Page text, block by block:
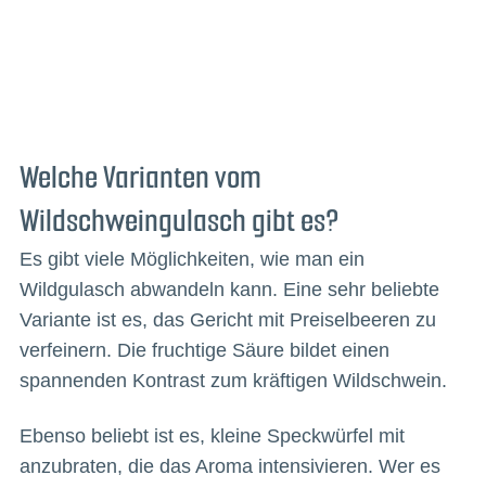
Welche Varianten vom
Wildschweingulasch gibt es?
Es gibt viele Möglichkeiten, wie man ein
Wildgulasch abwandeln kann. Eine sehr beliebte
Variante ist es, das Gericht mit Preiselbeeren zu
verfeinern. Die fruchtige Säure bildet einen
spannenden Kontrast zum kräftigen Wildschwein.
Ebenso beliebt ist es, kleine Speckwürfel mit
anzubraten, die das Aroma intensivieren. Wer es